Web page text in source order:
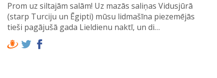
Prom uz siltajām salām! Uz mazās saliņas Vidusjūrā
(starp Turciju un Ēgipti) mūsu lidmašīna piezemējās
tieši pagājušā gada Lieldienu naktī, un di…